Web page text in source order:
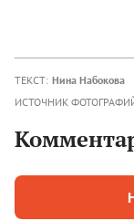
ТЕКСТ: Нина Набокова
ИСТОЧНИК